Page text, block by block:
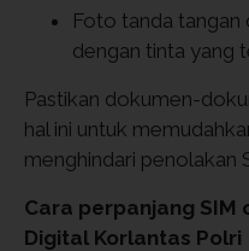
Foto tanda tangan
dengan tinta yang
Pastikan dokumen-
hal ini untuk
menghindari penolakan
Cara perpanjang SIM
Digital Korlantas Polri